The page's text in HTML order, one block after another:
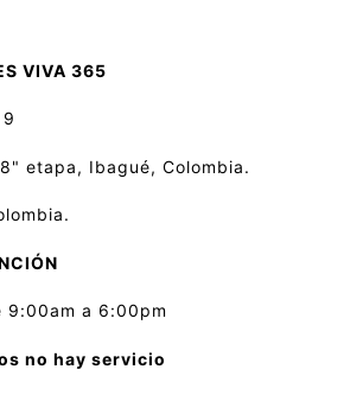
VIVA 365
etapa, Ibagué, Colombia.
9:00am a 6:00pm
no hay servicio